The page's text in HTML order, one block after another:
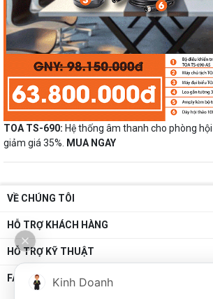
TOA TS-690: Hệ thống âm thanh cho phòng
giảm giá 35%.
MUA NGAY
VỀ CHÚNG TÔI
HỖ TRỢ KHÁCH HÀNG
HỖ TRỢ KỸ THUẬT
FANPAGE
Kinh Doanh